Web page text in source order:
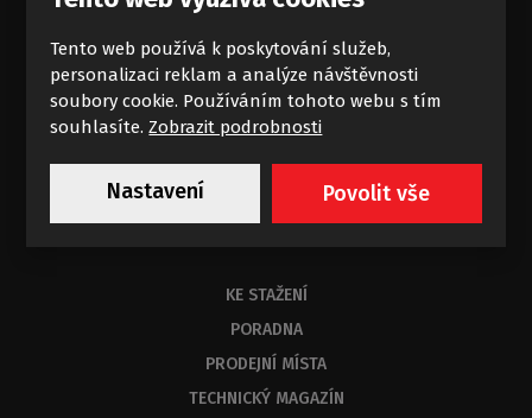
Novinky a akce na e-mail
Chci dostávat výhodné nabídky
Souhlasím se zpracovánímosobních údajů.
KE STAŽENÍ
PORADNA
PRODEJNÍ MÍSTA
TECHNICKÝ MAGAZÍN
Tento web používá k poskytování služeb,
personalizaci reklam a analýze návštěvnosti
soubory cookie. Používáním tohoto webu s tím
souhlasíte.Zobrazit podrobnosti
Nastavení Povolit vše